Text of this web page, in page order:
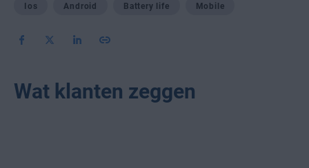
Ios Android Battery life Mobile
Wat klanten zeggen